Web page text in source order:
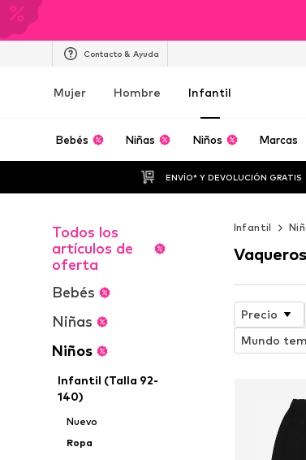
Contacto & Ayuda
Mujer Hombre Infantil
Bebés Niñas Niños Marcas
ENVÍO* Y DEVOLUCIÓN GRATIS
Todos los
artículos de
oferta
Bebés
Niñas
Niños
Infantil (Talla 92-
140)
Nuevo
Ropa
Infantil
Precio
Mundo